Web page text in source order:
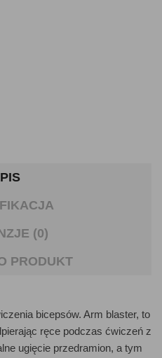
(0)
PRODUKT
bicepsów. Arm blaster, to
ręce podczas ćwiczeń z
ugięcie przedramion, a tym